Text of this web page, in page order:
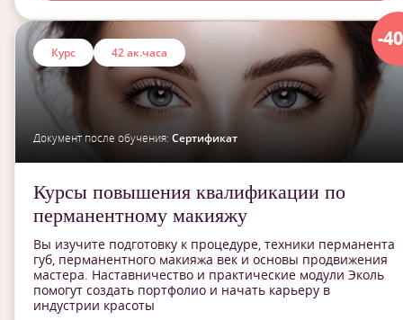
-
Курс 42 ак.часа
Документ после обучения: Сертификат
Курсы повышения квалификации по
перманентному макияжу
Вы изучите подготовку к процедуре, техники перманента
губ, перманентного макияжа век и основы продвижения
мастера. Наставничество и практические модули Эколь
помогут создать портфолио и начать карьеру в
индустрии красоты